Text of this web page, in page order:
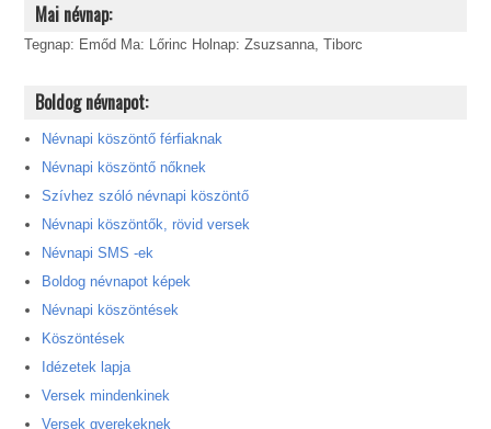
Mai névnap:
Tegnap: Emőd Ma: Lőrinc Holnap: Zsuzsanna, Tiborc
Boldog névnapot:
Névnapi köszöntő férfiaknak
Névnapi köszöntő nőknek
Szívhez szóló névnapi köszöntő
Névnapi köszöntők, rövid versek
Névnapi SMS -ek
Boldog névnapot képek
Névnapi köszöntések
Köszöntések
Idézetek lapja
Versek mindenkinek
Versek gyerekeknek